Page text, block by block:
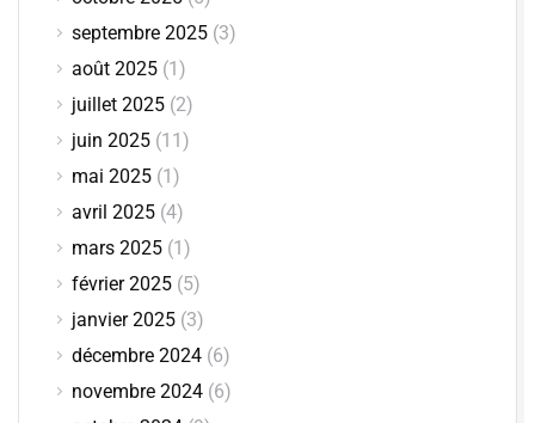
septembre 2025 (3)
août 2025 (1)
juillet 2025 (2)
juin 2025 (11)
mai 2025 (1)
avril 2025 (4)
mars 2025 (1)
février 2025 (5)
janvier 2025 (3)
décembre 2024 (6)
novembre 2024 (6)